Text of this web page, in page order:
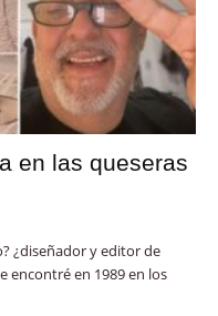
en las queseras
¿diseñador y editor de
encontré en 1989 en los